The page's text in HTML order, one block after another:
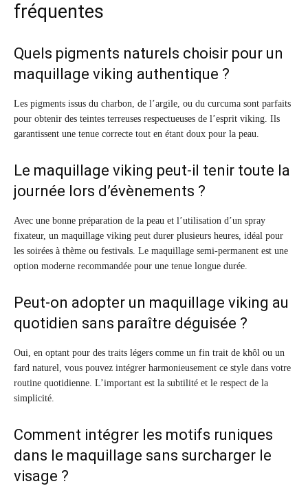
fréquentes
Quels pigments naturels choisir pour un
maquillage viking authentique ?
Les pigments issus du charbon, de l’argile, ou du curcuma sont parfaits
pour obtenir des teintes terreuses respectueuses de l’esprit viking. Ils
garantissent une tenue correcte tout en étant doux pour la peau.
Le maquillage viking peut-il tenir toute la
journée lors d’évènements ?
Avec une bonne préparation de la peau et l’utilisation d’un spray
fixateur, un maquillage viking peut durer plusieurs heures, idéal pour
les soirées à thème ou festivals. Le maquillage semi-permanent est une
option moderne recommandée pour une tenue longue durée.
Peut-on adopter un maquillage viking au
quotidien sans paraître déguisée ?
Oui, en optant pour des traits légers comme un fin trait de khôl ou un
fard naturel, vous pouvez intégrer harmonieusement ce style dans votre
routine quotidienne. L’important est la subtilité et le respect de la
simplicité.
Comment intégrer les motifs runiques
dans le maquillage sans surcharger le
visage ?